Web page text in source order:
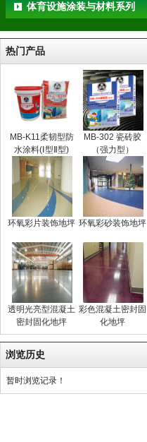
体育设施涂装与材料系列
热门产品
MB-K11柔韧型防
水涂料(Ⅰ型Ⅱ型)
MB-302 瓷砖胶
（强力型）
环氧彩片装饰地坪 环氧彩砂装饰地坪
透明光亮型混凝土
密封固化地坪
彩色混凝土密封固
化地坪
浏览历史
暂时浏览记录！